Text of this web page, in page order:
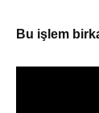
Bu işlem